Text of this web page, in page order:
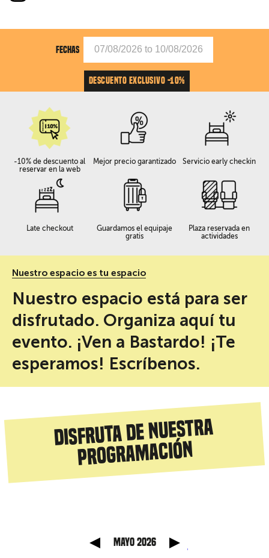
FECHAS
DESCUENTO EXCLUSIVO -10%
-10% de descuento al
reservar en la web
Mejor precio garantizado Servicio early checkin
Late checkout
Guardamos el equipaje
gratis
Plaza reservada en
actividades
Nuestro espacio es tu espacio
Nuestro espacio está para ser
disfrutado. Organiza aquí tu
evento. ¡Ven a Bastardo! ¡Te
esperamos! Escríbenos.
Disfruta de nuestra
programación
mayo 2026